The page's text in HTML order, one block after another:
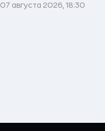
07 августа 2026, 18:30